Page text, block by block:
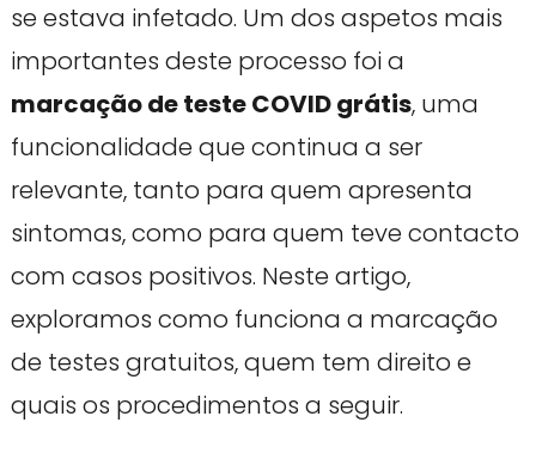
se estava infetado. Um dos aspetos mais
importantes deste processo foi a
marcação de teste COVID grátis, uma
funcionalidade que continua a ser
relevante, tanto para quem apresenta
sintomas, como para quem teve contacto
com casos positivos. Neste artigo,
exploramos como funciona a marcação
de testes gratuitos, quem tem direito e
quais os procedimentos a seguir.